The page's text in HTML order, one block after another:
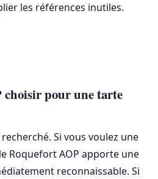
les références inutiles.
choisir pour une tarte
Si vous voulez une
Roquefort AOP apporte une
reconnaissable. Si